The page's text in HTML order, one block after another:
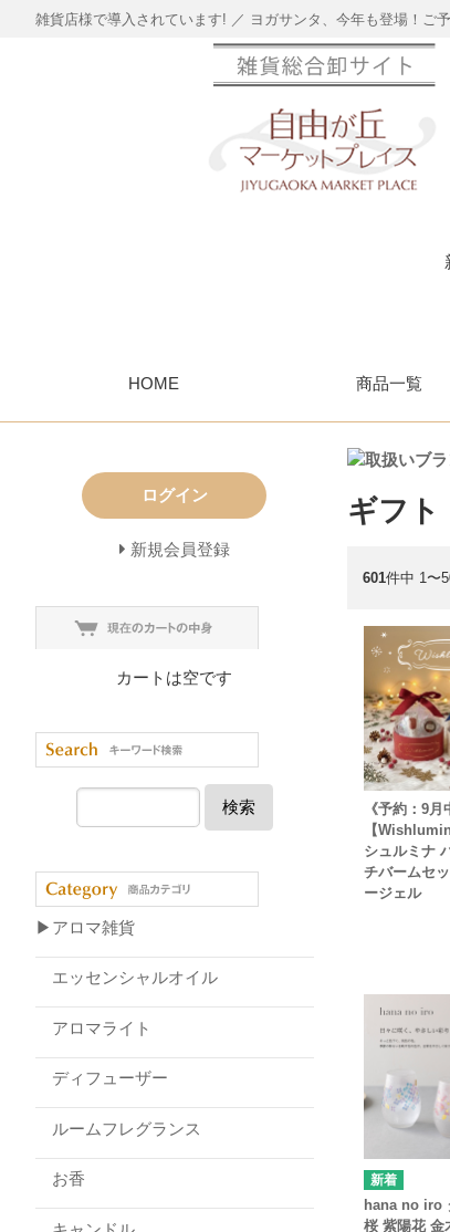
雑貨店様で導入されています! ／ ヨガサンタ、今年も登場！ご
HOME 商品一覧
ギフト
601件中 1〜
《予約：9月
【
シュルミナ
チバームセ
ージェル
hana no iro
桜 紫陽花 金
ログイン
新規会員登録
カートは空です
検索
▶アロマ雑貨
エッセンシャルオイル
アロマライト
ディフューザー
ルームフレグランス
お香